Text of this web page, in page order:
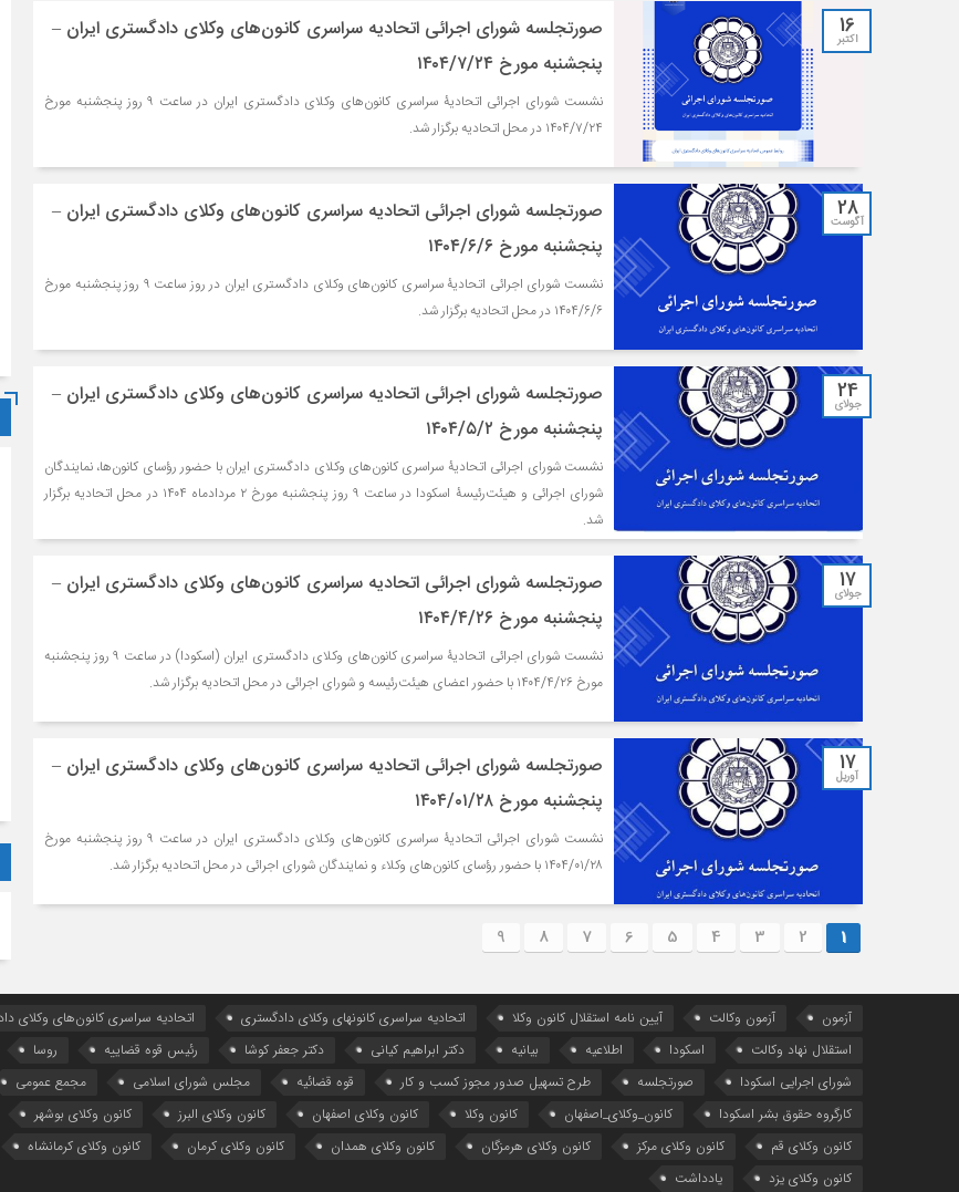
16
اکتبر
صورتجلسه شورای اجرائی اتحادیه سراسری کانون‌های وکلای دادگستری ایران –
پنجشنبه مورخ ۱۴۰۴/۷/۲۴
نشست شورای اجرائی اتحادیۀ سراسری کانون‌های وکلای دادگستری ایران در ساعت ۹ روز پنجشنبه مورخ
۱۴۰۴/۷/۲۴ در محل اتحادیه برگزار شد.
28
آگوست
صورتجلسه شورای اجرائی اتحادیه سراسری کانون‌های وکلای دادگستری ایران –
پنجشنبه مورخ ۱۴۰۴/۶/۶
نشست شورای اجرائی اتحادیۀ سراسری کانون‌های وکلای دادگستری ایران در روز ساعت ۹ روز پنجشنبه مورخ
۱۴۰۴/۶/۶ در محل اتحادیه برگزار شد.
24
جولای
صورتجلسه شورای اجرائی اتحادیه سراسری کانون‌های وکلای دادگستری ایران –
پنجشنبه مورخ ۱۴۰۴/۵/۲
نشست شورای اجرائی اتحادیۀ سراسری کانون‌های وکلای دادگستری ایران با حضور رؤسای کانون‌ها، نمایندگان
شورای اجرائی و هیئت‌رئیسۀ اسکودا در ساعت ۹ روز پنجشنبه مورخ ۲ مردادماه ۱۴۰۴ در محل اتحادیه برگزار
شد.
17
جولای
صورتجلسه شورای اجرائی اتحادیه سراسری کانون‌های وکلای دادگستری ایران –
پنجشنبه مورخ ۱۴۰۴/۴/۲۶
نشست شورای اجرائی اتحادیۀ سراسری کانون‌های وکلای دادگستری ایران (اسکودا) در ساعت ۹ روز پنجشنبه
مورخ ۱۴۰۴/۴/۲۶ با حضور اعضای هیئت‌رئیسه و شورای اجرائی در محل اتحادیه برگزار شد.
17
آوریل
صورتجلسه شورای اجرائی اتحادیه سراسری کانون‌های وکلای دادگستری ایران –
پنجشنبه مورخ ۱۴۰۴/۰۱/۲۸
نشست شورای اجرائی اتحادیۀ سراسری کانون‌های وکلای دادگستری ایران در ساعت ۹ روز پنجشنبه مورخ
۱۴۰۴/۰۱/۲۸ با حضور رؤسای کانون‌های وکلاء و نمایندگان شورای اجرائی در محل اتحادیه برگزار شد.
1
2
3
4
5
6
7
8
9
آزمون آزمون وکالت آیین ‌نامه استقلال کانون وکلا اتحادیه سراسری کانونهای وکلای دادگستری اتحادیه سراسری کانون‌های وکلای
استقلال نهاد وکالت
اسکودا اطلاعیه بیانیه دکتر ابراهیم کیانی دکتر جعفر کوشا رئیس قوه قضاییه روسا
شورای اجرایی اسکودا
صورتجلسه طرح تسهیل صدور مجوز کسب و کار قوه قضائیه مجلس شورای اسلامی مجمع عمومی
کارگروه حقوق بشر اسکودا
کانون_وکلای_اصفهان کانون وکلا کانون وکلای اصفهان کانون وکلای البرز کانون وکلای بوشهر
کانون وکلای قم
کانون وکلای مرکز کانون وکلای هرمزگان کانون وکلای همدان کانون وکلای کرمان کانون وکلای کرمانشاه
کانون وکلای یزد
یادداشت